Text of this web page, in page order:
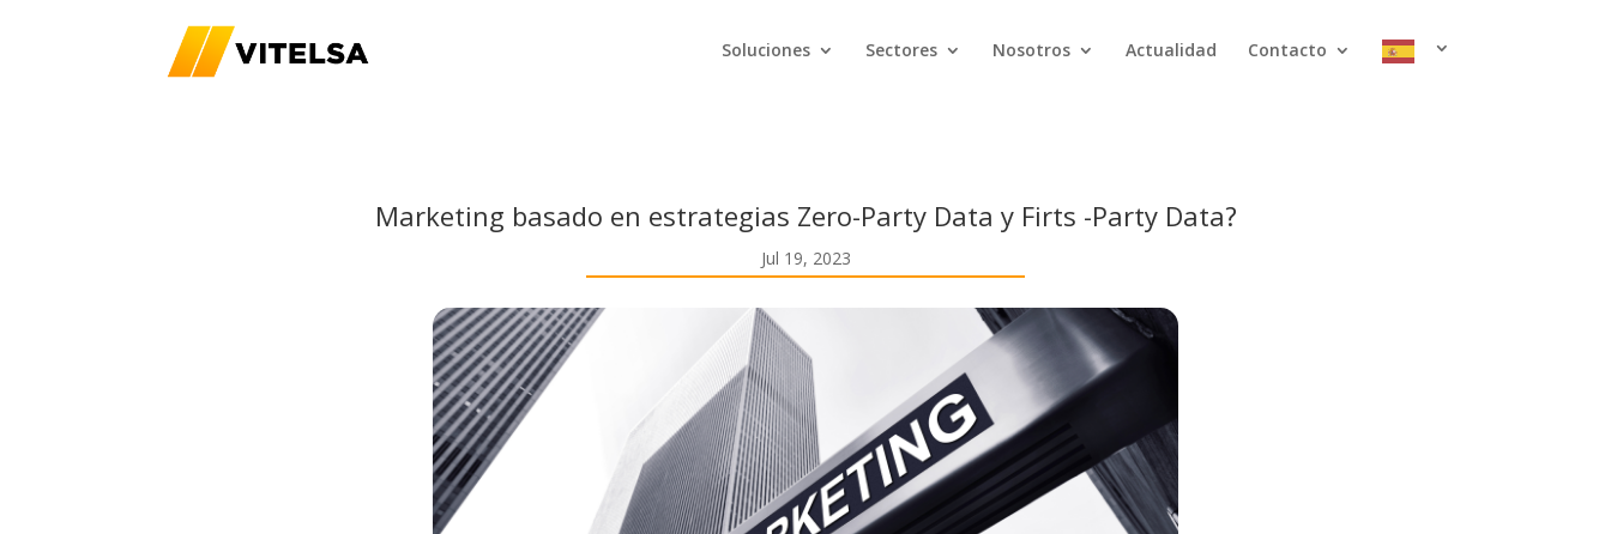
Soluciones Sectores Nosotros Actualidad Contacto
Marketing basado en estrategias Zero-Party Data y Firts -Party Data?
Jul 19, 2023